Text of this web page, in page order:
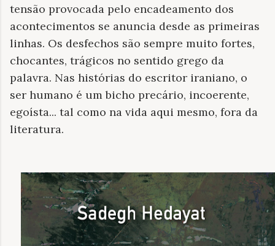
tensão provocada pelo encadeamento dos
acontecimentos se anuncia desde as primeiras
linhas. Os desfechos são sempre muito fortes,
chocantes, trágicos no sentido grego da
palavra. Nas histórias do escritor iraniano, o
ser humano é um bicho precário, incoerente,
egoísta... tal como na vida aqui mesmo, fora da
literatura.